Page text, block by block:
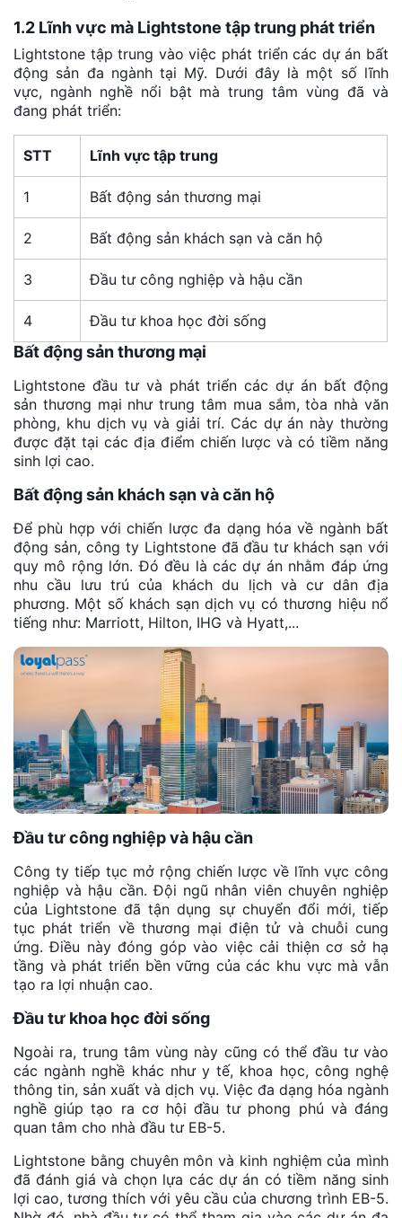
1.2 Lĩnh vực mà Lightstone tập trung phát triển
Lightstone tập trung vào việc phát triển các dự án bất
động sản đa ngành tại Mỹ. Dưới đây là một số lĩnh
vực, ngành nghề nổi bật mà trung tâm vùng đã và
đang phát triển:
STT Lĩnh vực tập trung
1 Bất động sản thương mại
2 Bất động sản khách sạn và căn hộ
3 Đầu tư công nghiệp và hậu cần
4 Đầu tư khoa học đời sống
Bất động sản thương mại
Lightstone đầu tư và phát triển các dự án bất động
sản thương mại như trung tâm mua sắm, tòa nhà văn
phòng, khu dịch vụ và giải trí. Các dự án này thường
được đặt tại các địa điểm chiến lược và có tiềm năng
sinh lợi cao.
Bất động sản khách sạn và căn hộ
Để phù hợp với chiến lược đa dạng hóa về ngành bất
động sản, công ty Lightstone đã đầu tư khách sạn với
quy mô rộng lớn. Đó đều là các dự án nhằm đáp ứng
nhu cầu lưu trú của khách du lịch và cư dân địa
phương. Một số khách sạn dịch vụ có thương hiệu nổ
tiếng như: Marriott, Hilton, IHG và Hyatt,...
Đầu tư công nghiệp và hậu cần
Công ty tiếp tục mở rộng chiến lược về lĩnh vực công
nghiệp và hậu cần. Đội ngũ nhân viên chuyên nghiệp
của Lightstone đã tận dụng sự chuyển đổi mới, tiếp
tục phát triển về thương mại điện tử và chuỗi cung
ứng. Điều này đóng góp vào việc cải thiện cơ sở hạ
tầng và phát triển bền vững của các khu vực mà vẫn
tạo ra lợi nhuận cao.
Đầu tư khoa học đời sống
Ngoài ra, trung tâm vùng này cũng có thể đầu tư vào
các ngành nghề khác như y tế, khoa học, công nghệ
thông tin, sản xuất và dịch vụ. Việc đa dạng hóa ngành
nghề giúp tạo ra cơ hội đầu tư phong phú và đáng
quan tâm cho nhà đầu tư EB-5.
Lightstone bằng chuyên môn và kinh nghiệm của mình
đã đánh giá và chọn lựa các dự án có tiềm năng sinh
lợi cao, tương thích với yêu cầu của chương trình EB-5.